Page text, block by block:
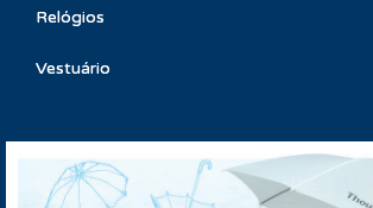
Relógios
Vestuário